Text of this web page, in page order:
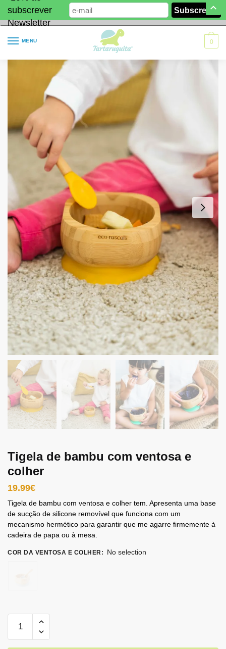
subscrever
Newsletter
MENU 0
Tigela de bambu com ventosa e
colher
19.99€
Tigela de bambu com ventosa e colher tem. Apresenta uma base
de sucção de silicone removível que funciona com um
mecanismo hermético para garantir que me agarre firmemente à
cadeira de papa ou à mesa.
COR DA VENTOSA E COLHER : No selection